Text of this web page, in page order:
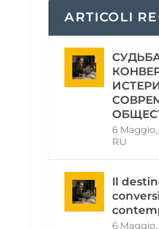
ARTICOLI
6
RU
Il
6